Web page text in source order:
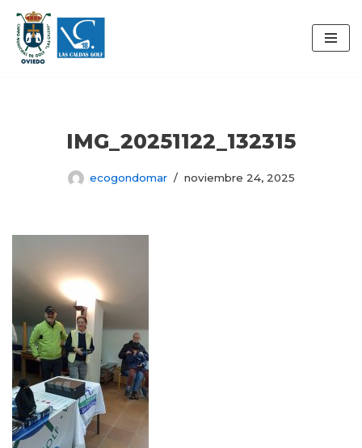
Saltar
al
IMG_20251122_132315
ecogondomar noviembre 24, 2025